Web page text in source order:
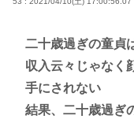
二十歳過ぎの童貞
収入云々じゃなく
手にされない
結果、二十歳過ぎ